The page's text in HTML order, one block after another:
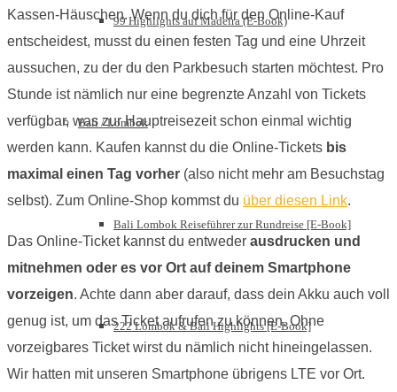
99 Highlights auf Madeira (E-Book)
Bali / Lombok
Bali Lombok Reiseführer zur Rundreise [E-Book]
222 Lombok & Bali Highlights [E-Book]
Kassen-Häuschen. Wenn du dich für den Online-Kauf
entscheidest, musst du einen festen Tag und eine Uhrzeit
aussuchen, zu der du den Parkbesuch starten möchtest. Pro
Stunde ist nämlich nur eine begrenzte Anzahl von Tickets
verfügbar, was zur Hauptreisezeit schon einmal wichtig
werden kann. Kaufen kannst du die Online-Tickets bis
maximal einen Tag vorher (also nicht mehr am Besuchstag
selbst). Zum Online-Shop kommst du über diesen Link.
Das Online-Ticket kannst du entweder ausdrucken und
mitnehmen oder es vor Ort auf deinem Smartphone
vorzeigen. Achte dann aber darauf, dass dein Akku auch voll
genug ist, um das Ticket aufrufen zu können. Ohne
vorzeigbares Ticket wirst du nämlich nicht hineingelassen.
Wir hatten mit unseren Smartphone übrigens LTE vor Ort.